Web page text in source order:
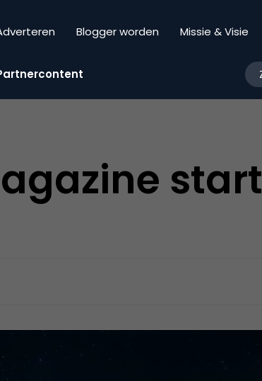
Blogger worden Missie & Visie
start